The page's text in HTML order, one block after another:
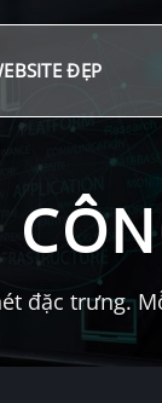
ĐẸP
đặc trưng.